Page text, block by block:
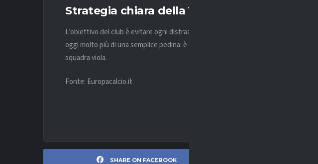
Strategia chiara della Viola
L’obiettivo del club è evitare ogni distrazione sul mercato e garantire continuità
oggi molto più di una semplice pedina: è un punto di riferimento tecnico e tattico
squadra viola.
Fonte: Europacalcio.it
SHARE ON FACEBOOK